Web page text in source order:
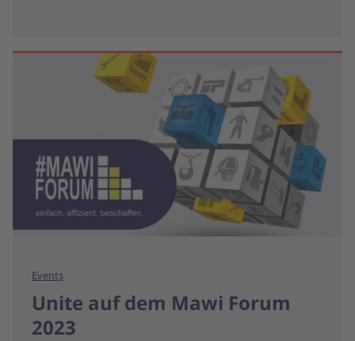
Events
Unite auf dem Mawi Forum
2023